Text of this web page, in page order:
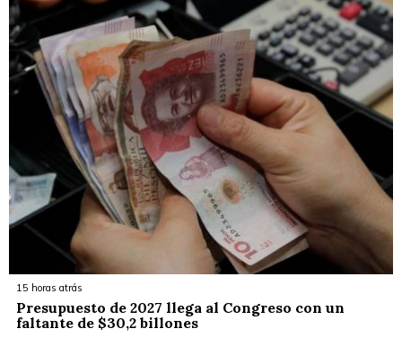
15 horas atrás
Presupuesto de 2027 llega al Congreso con un
faltante de $30,2 billones